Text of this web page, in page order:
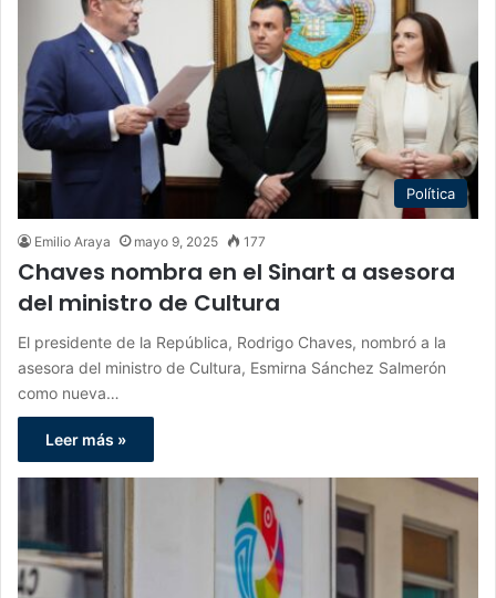
Política
Emilio Araya mayo 9, 2025 177
Chaves nombra en el Sinart a asesora
del ministro de Cultura
El presidente de la República, Rodrigo Chaves, nombró a la
asesora del ministro de Cultura, Esmirna Sánchez Salmerón
como nueva…
Leer más »